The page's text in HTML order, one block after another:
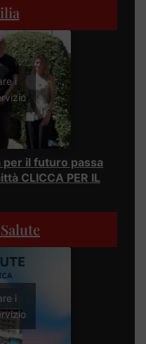
i
per il futuro passa
CLICCA PER IL
i